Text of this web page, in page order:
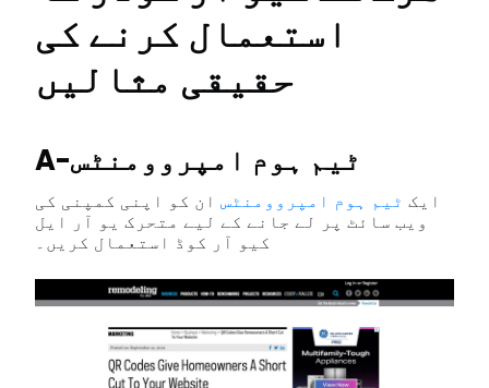
استعمال کرنے کی
حقیقی مثالیں
A-ٹیم ہوم امپروومنٹس
ایک ٹیم ہوم امپروومنٹس ان کو اپنی کمپنی کی
ویب سائٹ پر لے جانے کے لیے متحرک یو آر ایل
کیو آر کوڈ استعمال کریں۔